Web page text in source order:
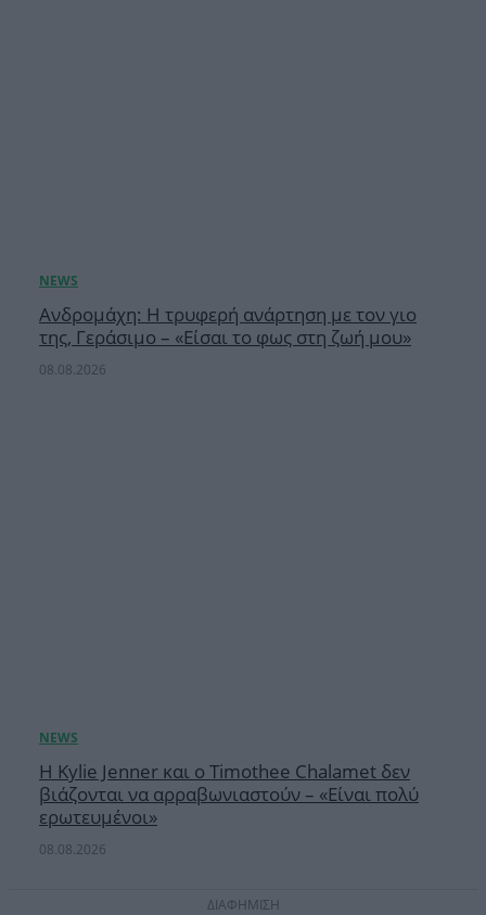
Ανδρομάχη: Η τρυφερή ανάρτηση με τον γιο
της, Γεράσιμο – «Είσαι το φως στη ζωή μου»
08.08.2026
Η Kylie Jenner και ο Timothee Chalamet δεν
βιάζονται να αρραβωνιαστούν – «Είναι πολύ
ερωτευμένοι»
08.08.2026
ΔΙΑΦΗΜΙΣΗ